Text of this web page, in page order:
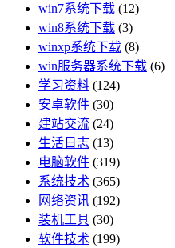
win7系统下载 (12)
win8系统下载 (3)
winxp系统下载 (8)
win服务器系统下载 (6)
学习资料 (124)
安卓软件 (30)
建站交流 (24)
生活日志 (13)
电脑软件 (319)
系统技术 (365)
网络资讯 (192)
装机工具 (30)
软件技术 (199)